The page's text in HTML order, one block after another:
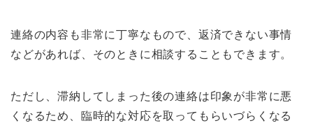
連絡の内容も非常に丁寧なもので、返済できない事情
などがあれば、そのときに相談することもできます。
ただし、滞納してしまった後の連絡は印象が非常に悪
くなるため、臨時的な対応を取ってもらいづらくなる